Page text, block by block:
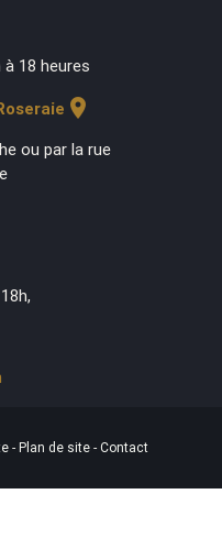
18 heures
location_on
ou par la rue
- Plan de site - Contact